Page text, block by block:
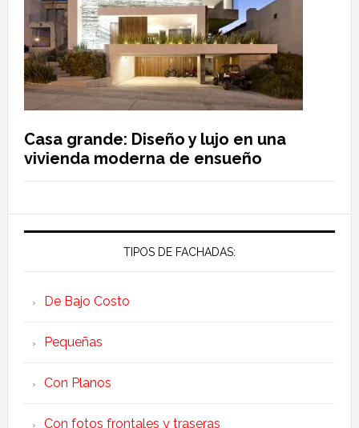
Casa grande: Diseño y lujo en una
vivienda moderna de ensueño
TIPOS DE FACHADAS:
De Bajo Costo
Pequeñas
Con Planos
Con fotos frontales y traseras